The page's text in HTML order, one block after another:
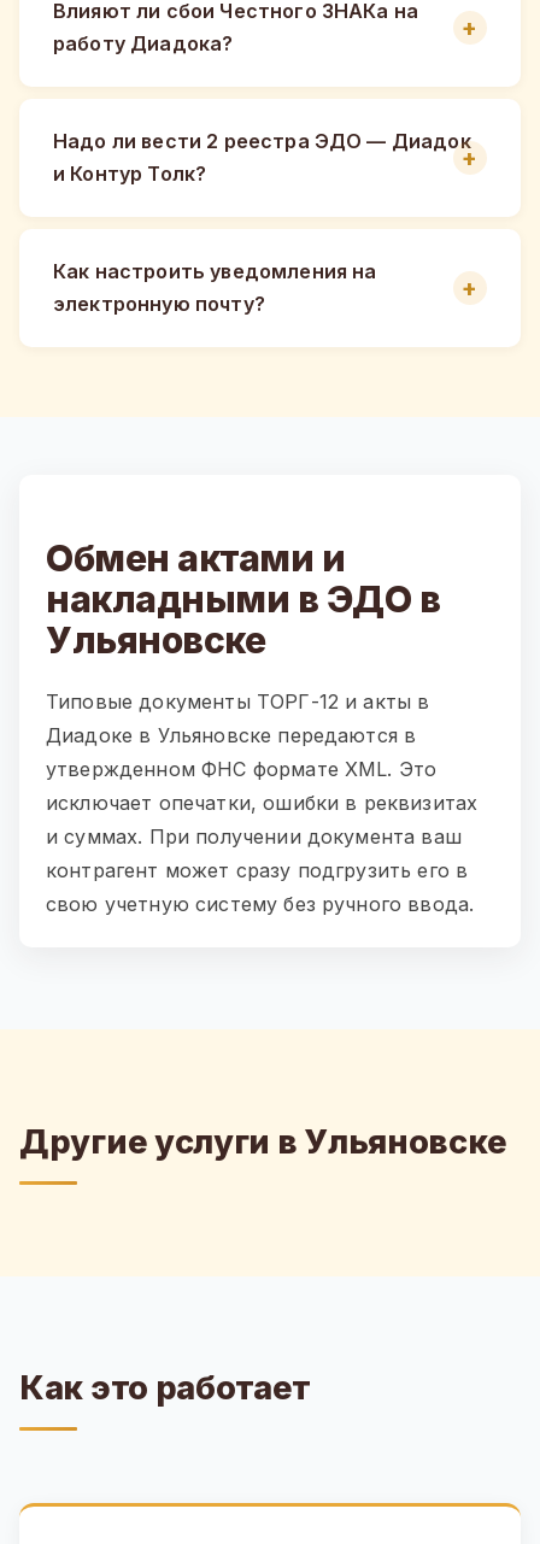
Влияют ли сбои Честного ЗНАКа на
работу Диадока?
Надо ли вести 2 реестра ЭДО — Диадок
и Контур Толк?
Как настроить уведомления на
электронную почту?
Обмен актами и
накладными в ЭДО в
Ульяновске
Типовые документы ТОРГ-12 и акты в
Диадоке в Ульяновске передаются в
утвержденном ФНС формате XML. Это
исключает опечатки, ошибки в реквизитах
и суммах. При получении документа ваш
контрагент может сразу подгрузить его в
свою учетную систему без ручного ввода.
Другие услуги в Ульяновске
Как это работает